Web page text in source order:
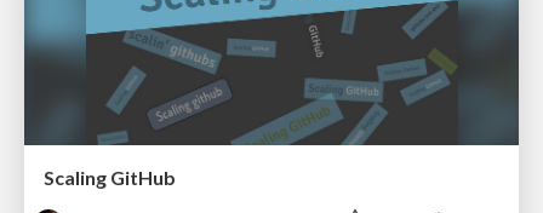
Scaling GitHub